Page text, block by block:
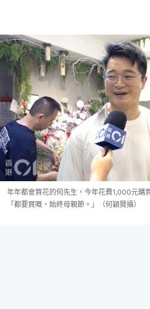
年年都會買花的何先生，今年花費1,000元購
「都要買嘅，始終母親節。」（何穎賢攝）